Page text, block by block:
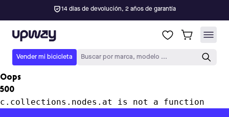
14 días de devolución, 2 años de garantía
Upway
Vender mi bicicleta Buscar por marca, modelo ...
Oops
500
c.collections.nodes.at is not a function